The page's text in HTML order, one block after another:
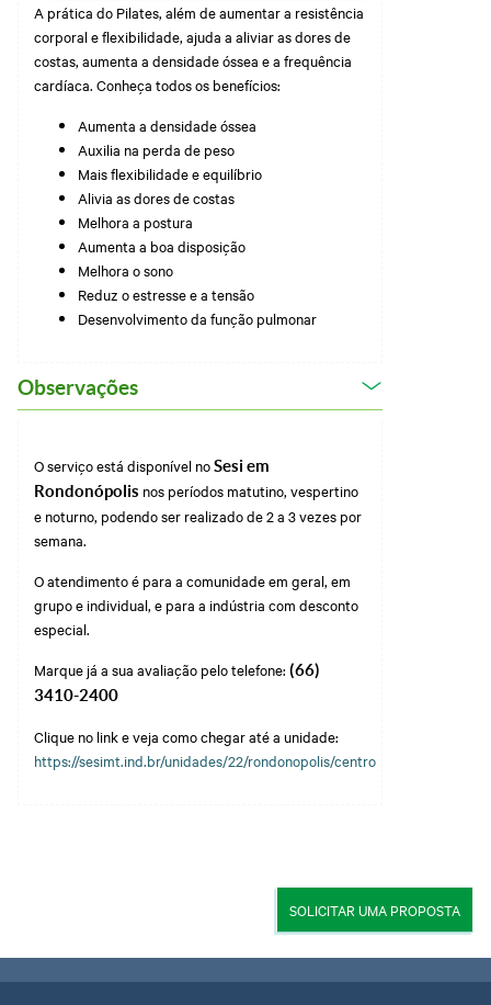
A prática do Pilates, além de aumentar a resistência
corporal e flexibilidade, ajuda a aliviar as dores de
costas, aumenta a densidade óssea e a frequência
cardíaca. Conheça todos os benefícios:
Aumenta a densidade óssea
Auxilia na perda de peso
Mais flexibilidade e equilíbrio
Alivia as dores de costas
Melhora a postura
Aumenta a boa disposição
Melhora o sono
Reduz o estresse e a tensão
Desenvolvimento da função pulmonar
Observações
O serviço está disponível noSesi em
Rondonópolis nos períodos matutino, vespertino
e noturno, podendo ser realizado de 2 a 3 vezes por
semana.
O atendimento é para a comunidade em geral, em
grupo e individual, e para a indústria com desconto
especial.
Marque já a sua avaliação pelo telefone: (66)
3410-2400
Clique no link e veja como chegar até a unidade:
https://sesimt.ind.br/unidades/22/rondonopolis/centro
SOLICITAR UMA PROPOSTA